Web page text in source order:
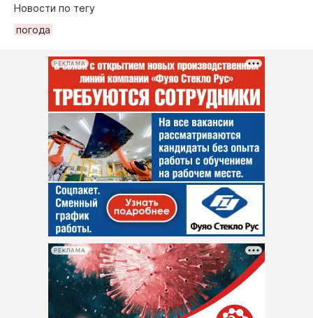
Новости по тегу
погода
РЕКЛАМА
РЕКЛАМА